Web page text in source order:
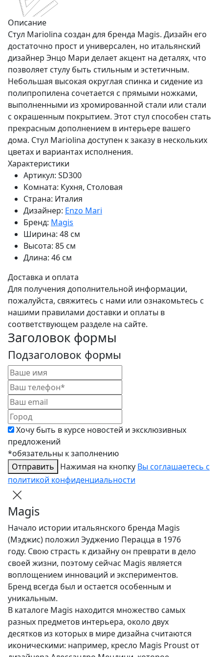
Описание
Стул Mariolina создан для бренда Magis. Дизайн его
достаточно прост и универсален, но итальянский
дизайнер Энцо Мари делает акцент на деталях, что
позволяет стулу быть стильным и эстетичным.
Небольшая высокая округлая спинка и сидение из
полипропилена сочетается с прямыми ножками,
выполненными из хромированной стали или стали
с окрашенным покрытием. Этот стул способен стать
прекрасным дополнением в интерьере вашего
дома. Стул Mariolina доступен к заказу в нескольких
цветах и вариантах исполнения.
Характеристики
Артикул: SD300
Комната: Кухня, Столовая
Страна: Италия
Дизайнер: Enzo Mari
Бренд: Magis
Ширина: 48 см
Высота: 85 см
Длина: 46 см
Доставка и оплата
Для получения дополнительной информации,
пожалуйста, свяжитесь с нами или ознакомьтесь с
нашими правилами доставки и оплаты в
соответствующем разделе на сайте.
Заголовок формы
Подзаголовок формы
Хочу быть в курсе новостей и эксклюзивных
предложений
*обязательны к заполнению
Отправить
Нажимая на кнопку Вы соглашаетесь с
политикой конфиденциальности
Magis
Начало истории итальянского бренда Magis
(Мэджис) положил Эудженио Перацца в 1976
году. Свою страсть к дизайну он преврати в дело
своей жизни, поэтому сейчас Magis является
воплощением инноваций и экспериментов.
Бренд всегда был и остается особенным и
уникальным.
В каталоге Magis находится множество самых
разных предметов интерьера, около двух
десятков из которых в мире дизайна считаются
иконическими: например, кресло Magis Proust от